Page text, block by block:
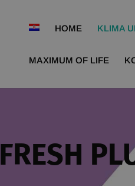
HOME KLIMA
MAXIMUM OF LIFE
FRESH